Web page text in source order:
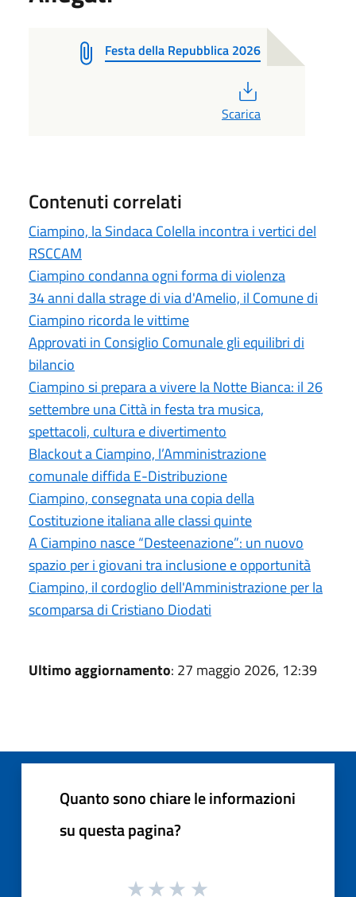
Festa della Repubblica 2026
Scarica
Contenuti correlati
Ciampino, la Sindaca Colella incontra i vertici del
RSCCAM
Ciampino condanna ogni forma di violenza
34 anni dalla strage di via d'Amelio, il Comune di
Ciampino ricorda le vittime
Approvati in Consiglio Comunale gli equilibri di
bilancio
Ciampino si prepara a vivere la Notte Bianca: il 26
settembre una Città in festa tra musica,
spettacoli, cultura e divertimento
Blackout a Ciampino, l’Amministrazione
comunale diffida E-Distribuzione
Ciampino, consegnata una copia della
Costituzione italiana alle classi quinte
A Ciampino nasce “Desteenazione”: un nuovo
spazio per i giovani tra inclusione e opportunità
Ciampino, il cordoglio dell'Amministrazione per la
scomparsa di Cristiano Diodati
Ultimo aggiornamento: 27 maggio 2026, 12:39
Quanto sono chiare le informazioni
su questa pagina?